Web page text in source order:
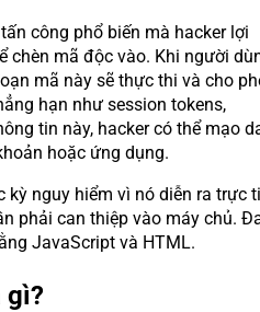
công phổ biến mà hacker lợi
chèn mã độc vào. Khi người
mã này sẽ thực thi và cho
hạn như session tokens,
tin này, hacker có thể mạo
hoặc ứng dụng.
nguy hiểm vì nó diễn ra trực
phải can thiệp vào máy chủ.
JavaScript và HTML.
gì?